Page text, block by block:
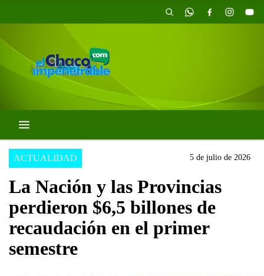
ACTUALIDAD 5 de julio de 2026
La Nación y las Provincias
perdieron $6,5 billones de
recaudación en el primer
semestre